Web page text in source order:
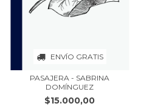
ENVÍO GRATIS
PASAJERA - SABRINA
DOMÍNGUEZ
$15.000,00